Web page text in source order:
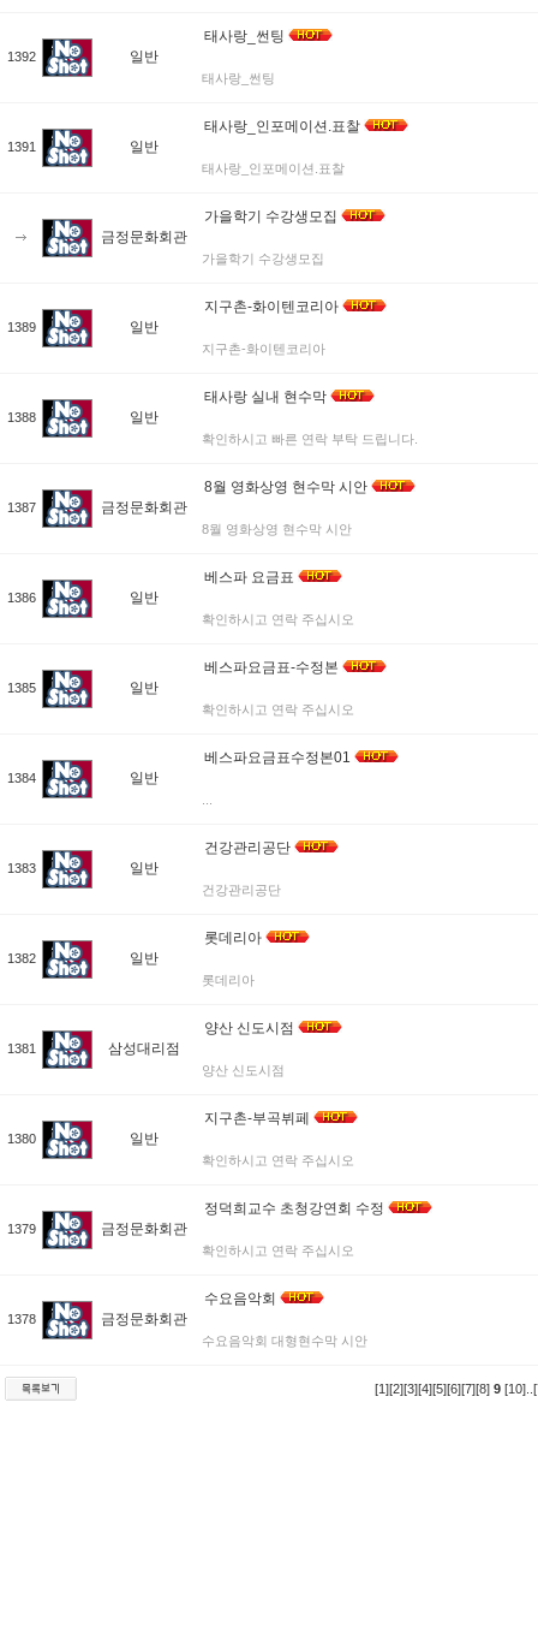
1392 일반
태사랑_썬팅
태사랑_썬팅
1391 일반
태사랑_인포메이션.표찰
태사랑_인포메이션.표찰
금정문화회관
가을학기 수강생모집
가을학기 수강생모집
1389 일반
지구촌-화이텐코리아
지구촌-화이텐코리아
1388 일반
태사랑 실내 현수막
확인하시고 빠른 연락 부탁 드립니다.
1387 금정문화회관
8월 영화상영 현수막 시안
8월 영화상영 현수막 시안
1386 일반
베스파 요금표
확인하시고 연락 주십시오
1385 일반
베스파요금표-수정본
확인하시고 연락 주십시오
1384 일반
베스파요금표수정본01
1383 일반
건강관리공단
건강관리공단
1382 일반
롯데리아
롯데리아
1381 삼성대리점
양산 신도시점
양산 신도시점
1380 일반
지구촌-부곡뷔페
확인하시고 연락 주십시오
1379 금정문화회관
정덕희교수 초청강연회 수정
확인하시고 연락 주십시오
1378 금정문화회관
수요음악회
수요음악회 대형현수막 시안
[1][2][3][4][5][6][7][8] 9 [10]